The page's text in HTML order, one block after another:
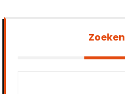
Zoeken